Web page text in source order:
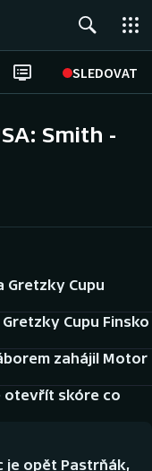
SLEDOVAT
Smith -
Gretzky Cupu
Cupu Finsko
zahájil Motor
otevřít skóre co
je opět Pastrňák,